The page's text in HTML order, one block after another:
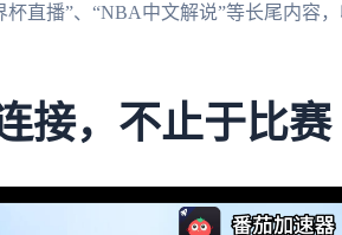
杯直播”、“NBA中文解说”等长尾内容
接，不止于比赛